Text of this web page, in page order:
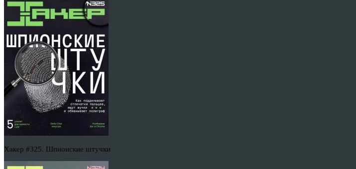
Хакер #325. Шпионские штучки